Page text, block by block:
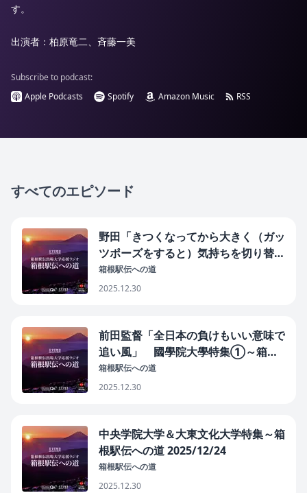
す。
出演者：柏原竜二、斉藤一美
Subscribe to podcast:
Apple Podcasts
Spotify Amazon Music RSS
すべてのエピソード
野田「きつくなってから大きく（ガッ
ツポーズをすると）気持ちを切り替え
られる」 國學院大學特集②～箱根
駅伝への道 2025/12/26
箱根駅伝への道
2025.12.30
前田監督「全日本の負けもいい意味で
追い風」 國學院大學特集➀～箱根
駅伝への道 2025/12/25
箱根駅伝への道
2025.12.30
中央学院大学＆大東文化大学特集～箱
根駅伝への道 2025/12/24
箱根駅伝への道
2025.12.30